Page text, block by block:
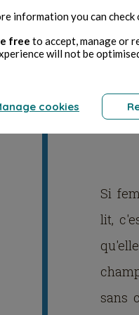
; "ce
Si
lit,
sans
information you can check
free to accept, manage or
will not be
cookies